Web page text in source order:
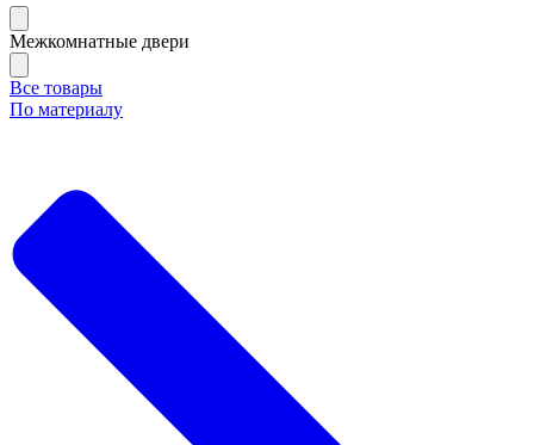
Межкомнатные двери
Все товары
По материалу